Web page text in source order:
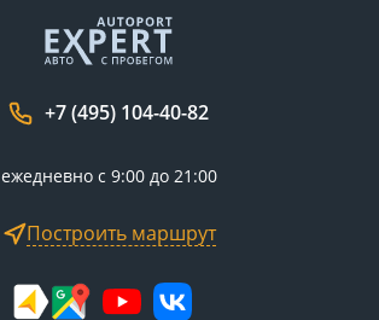
+7 (495) 104-40-82
ежедневно с 9:00 до 21:00
Построить маршрут